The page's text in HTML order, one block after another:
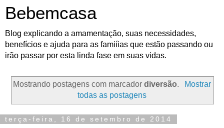
Bebemcasa
Blog explicando a amamentação, suas necessidades,
benefícios e ajuda para as famiíias que estão passando ou
irão passar por esta linda fase em suas vidas.
Mostrando postagens com marcadordiversão.
Mostrar
todas as postagens
terça-feira, 16 de setembro de 2014